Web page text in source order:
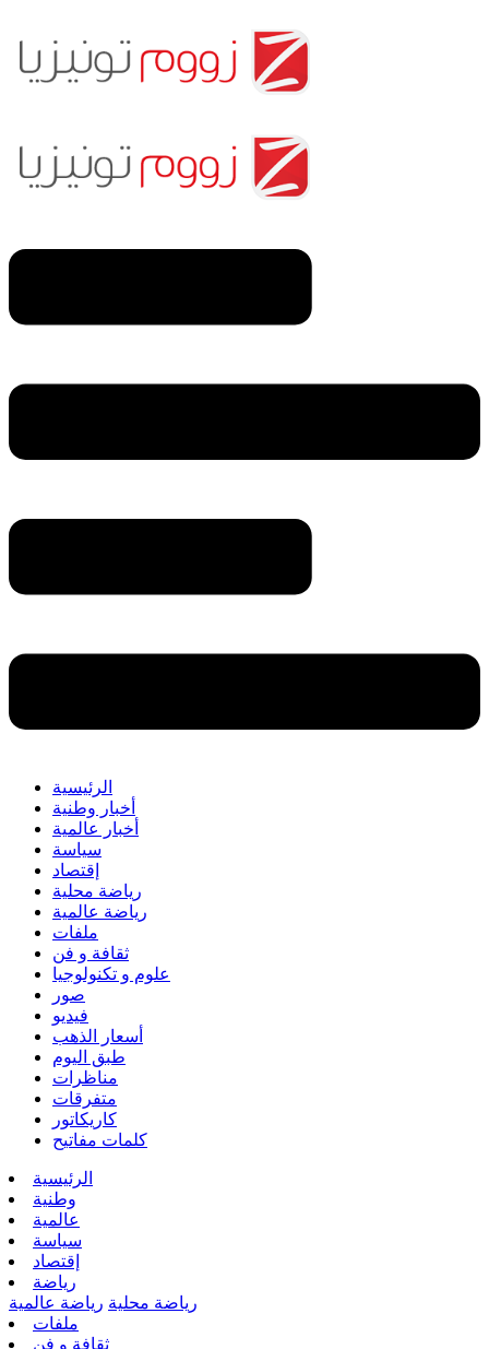
الرئيسية
أخبار وطنية
أخبار عالمية
سياسة
إقتصاد
رياضة محلية
رياضة عالمية
ملفات
ثقافة و فن
علوم و تكنولوجيا
صور
فيديو
أسعار الذهب
طبق اليوم
مناظرات
متفرقات
كاريكاتور
كلمات مفاتيح
الرئيسية
وطنية
عالمية
سياسة
إقتصاد
رياضة
رياضة محلية رياضة عالمية
ملفات
ثقافة و فن